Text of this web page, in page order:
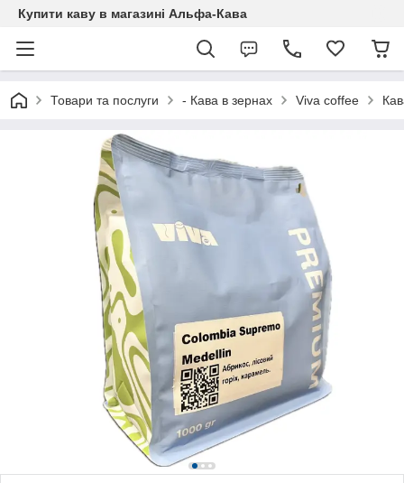
Купити каву в магазині Альфа-Кава
Товари та послуги - Кава в зернах Viva coffee